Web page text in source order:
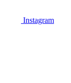
Instagram